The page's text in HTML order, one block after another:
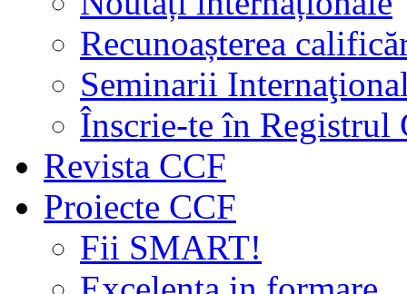
Recunoașterea
Seminarii
Înscrie-te în Registrul
Revista CCF
Proiecte CCF
Fii SMART!